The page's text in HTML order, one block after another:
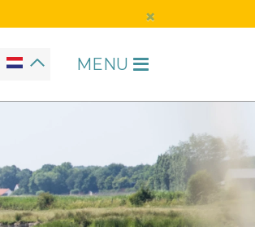
×
MENU H